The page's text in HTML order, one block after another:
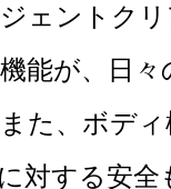
ジェントク
能が、日
た、ボデ
対する安